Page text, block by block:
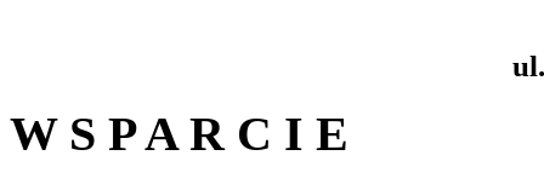
W S P A R C I E